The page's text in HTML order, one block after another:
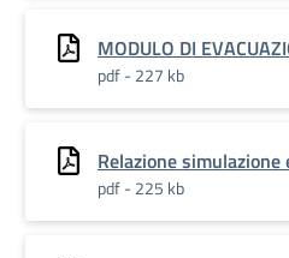
MODULO DI
pdf - 227 kb
Relazione
pdf - 225 kb